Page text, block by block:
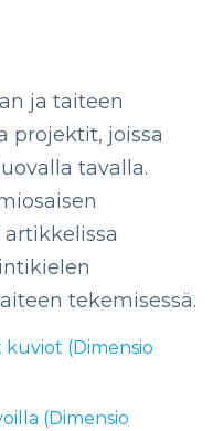
ja taiteen
projektit, joissa
tavalla.
artikkelissa
tekemisessä.
kuviot (Dimensio
(Dimensio